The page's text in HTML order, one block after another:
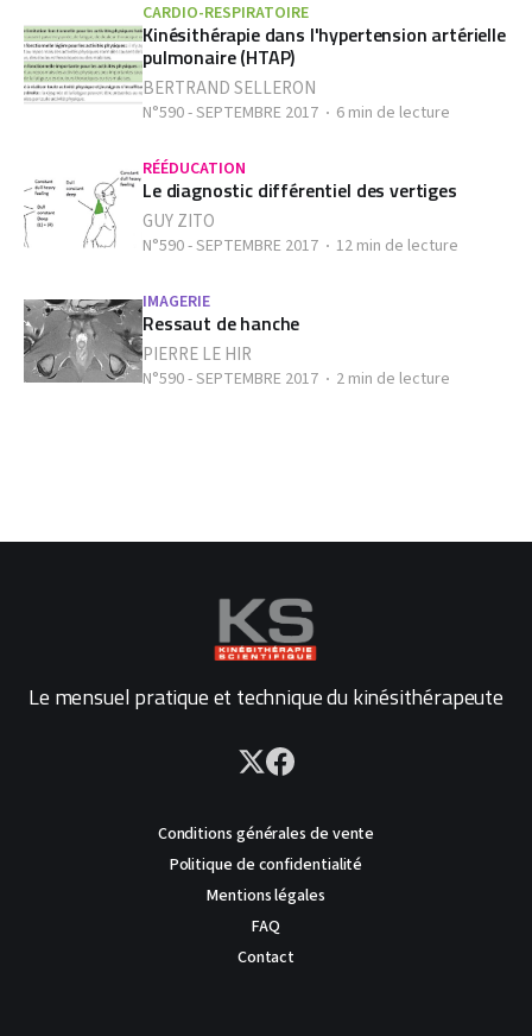
CARDIO-RESPIRATOIRE
Kinésithérapie dans l'hypertension artérielle
pulmonaire (HTAP)
BERTRAND SELLERON
N°590 - SEPTEMBRE 2017 6 min de lecture
RÉÉDUCATION
Le diagnostic différentiel des vertiges
GUY ZITO
N°590 - SEPTEMBRE 2017 12 min de lecture
IMAGERIE
Ressaut de hanche
PIERRE LE HIR
N°590 - SEPTEMBRE 2017 2 min de lecture
Le mensuel pratique et technique du kinésithérapeute
Conditions générales de vente
Politique de confidentialité
Mentions légales
FAQ
Contact